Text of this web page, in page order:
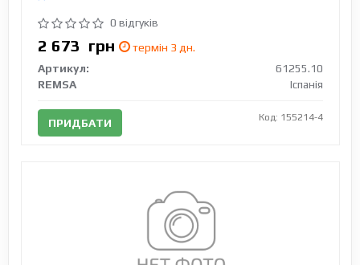
0 відгуків
2 673 грн
термін 3 дн.
Артикул:
61255.10
REMSA
Іспанія
ПРИДБАТИ Код: 155214-4